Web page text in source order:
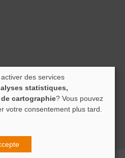
des services
statistiques,
cartographie? Vous pouvez
votre consentement plus tard.